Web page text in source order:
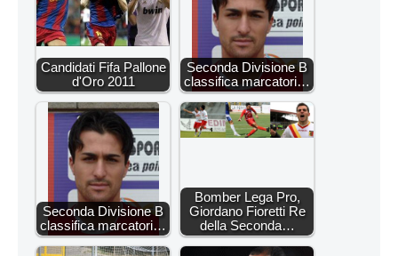
Candidati Fifa Pallone
d'Oro 2011
Seconda Divisione B
classifica marcatori…
Seconda Divisione B
classifica marcatori…
Bomber Lega Pro,
Giordano Fioretti Re
della Seconda…